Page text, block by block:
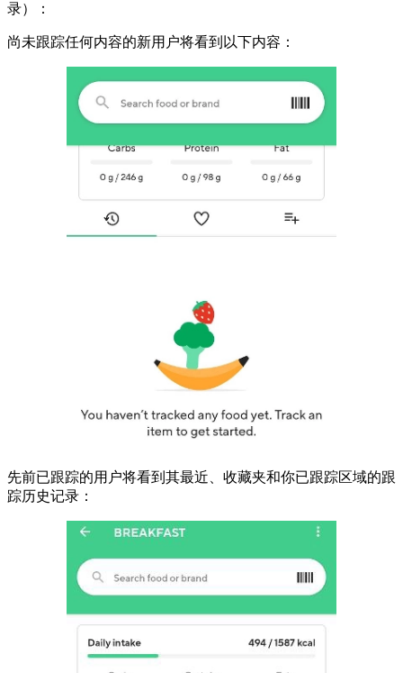
录）：
尚未跟踪任何内容的新用户将看到以下内容：
先前已跟踪的用户将看到其最近、收藏夹和你已跟踪区域的跟
踪历史记录：